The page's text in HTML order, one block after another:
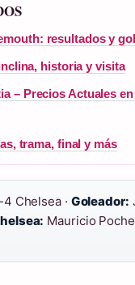
resultados y
historia y visita
– Precios Actuales
trama, final y más
Chelsea · Goleador:
Mauricio